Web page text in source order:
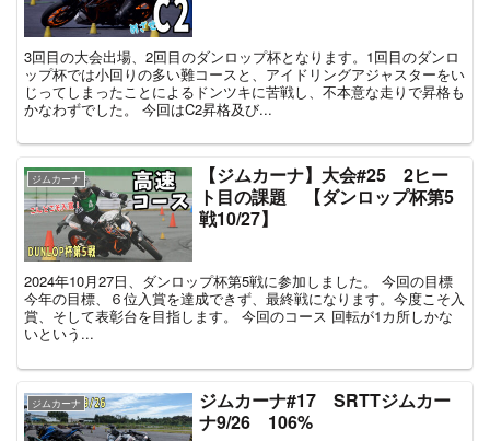
3回目の大会出場、2回目のダンロップ杯となります。1回目のダンロ
ップ杯では小回りの多い難コースと、アイドリングアジャスターをい
じってしまったことによるドンツキに苦戦し、不本意な走りで昇格も
かなわずでした。 今回はC2昇格及び...
ジムカーナ
【ジムカーナ】大会#25 2ヒー
ト目の課題 【ダンロップ杯第5
戦10/27】
2024年10月27日、ダンロップ杯第5戦に参加しました。 今回の目標
今年の目標、６位入賞を達成できず、最終戦になります。今度こそ入
賞、そして表彰台を目指します。 今回のコース 回転が1カ所しかな
いという...
ジムカーナ
ジムカーナ#17 SRTTジムカー
ナ9/26 106%